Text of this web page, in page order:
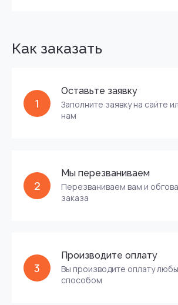
Как заказать
1
Оставьте заявку
Заполните заявку на сайте
нам
2
Мы перезваниваем
Перезваниваем вам и
заказа
3
Производите оплату
Вы производите оплату
способом